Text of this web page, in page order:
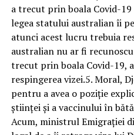
a trecut prin boala Covid-
legea statului australian îi
atunci acest lucru trebuia
australian nu ar fi
trecut prin boala Covid-19,
respingerea vizei.5. Moral,
pentru a avea o poziție
științei și a vaccinului în
Acum, ministrul Emigrației